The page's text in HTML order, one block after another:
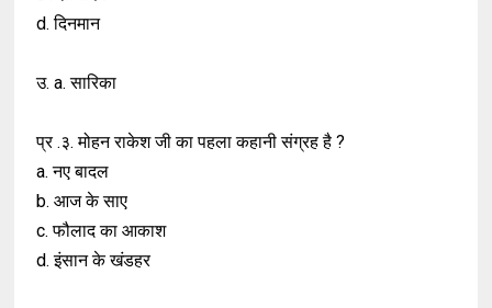
d. दिनमान
उ. a. सारिका
प्र .३. मोहन राकेश जी का पहला कहानी संग्रह है ?
a. नए बादल
b. आज के साए
c. फौलाद का आकाश
d. इंसान के खंडहर